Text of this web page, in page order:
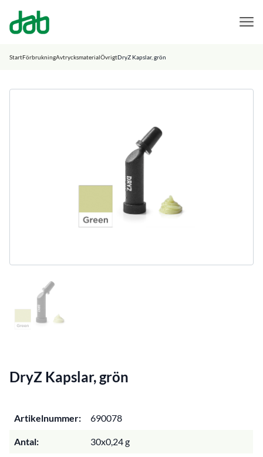
DAB Dental
StartFörbrukningAvtrycksmaterialÖvrigtDryZ Kapslar, grön
DryZ Kapslar, grön
Artikelnummer: 690078
Antal: 30x0,24 g